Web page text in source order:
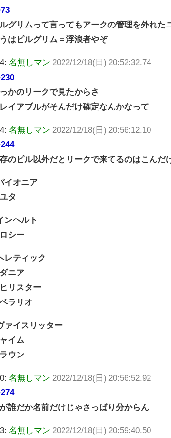
グリムって言ってもアークの管理を外れた
はピルグリム＝浮浪者やぞ
名無しマン 2022/12/18(日) 20:52:32.74
かのリークで見たからさ
イアブルがそんだけ確定なんかなって
名無しマン 2022/12/18(日) 20:56:12.10
のピル以外だとリークで来てるのはこんだ
イオニア
タ
ンヘルト
ロシー
レティック
ニア
リスター
ラリオ
ァイスリッター
イム
ウン
名無しマン 2022/12/18(日) 20:56:52.92
誰だか名前だけじゃさっぱり分からん
名無しマン 2022/12/18(日) 20:59:40.50